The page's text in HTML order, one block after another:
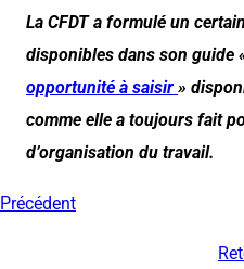
La CFDT a formulé un
disponibles dans son guide
opportunité à saisir »
comme elle a toujours fait
d’organisation du travail.
Précédent